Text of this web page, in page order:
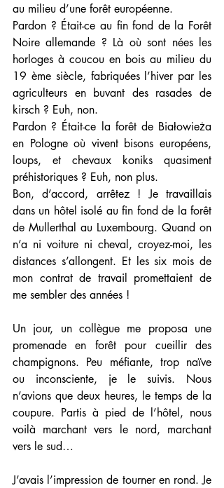
au milieu d’une forêt européenne.
Pardon ? Était-ce au fin fond de la Forêt
Noire allemande ? Là où sont nées les
horloges à coucou en bois au milieu du
19 ème siècle, fabriquées l’hiver par les
agriculteurs en buvant des rasades de
kirsch ? Euh, non.
Pardon ? Était-ce la forêt de Białowieża
en Pologne où vivent bisons européens,
loups, et chevaux koniks quasiment
préhistoriques ? Euh, non plus.
Bon, d’accord, arrêtez ! Je travaillais
dans un hôtel isolé au fin fond de la forêt
de Mullerthal au Luxembourg. Quand on
n’a ni voiture ni cheval, croyez-moi, les
distances s’allongent. Et les six mois de
mon contrat de travail promettaient de
me sembler des années !
Un jour, un collègue me proposa une
promenade en forêt pour cueillir des
champignons. Peu méfiante, trop naïve
ou inconsciente, je le suivis. Nous
n’avions que deux heures, le temps de la
coupure. Partis à pied de l’hôtel, nous
voilà marchant vers le nord, marchant
vers le sud…
J’avais l’impression de tourner en rond. Je